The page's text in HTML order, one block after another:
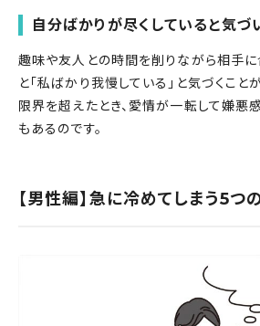
自分ばかりが尽くしていると気づ
趣味や友人との時間を削りながら相手に
と「私ばかり我慢している」と気づくこと
限界を超えたとき、愛情が一転して嫌悪
もあるのです。
【男性編】急に冷めてしまう5つ